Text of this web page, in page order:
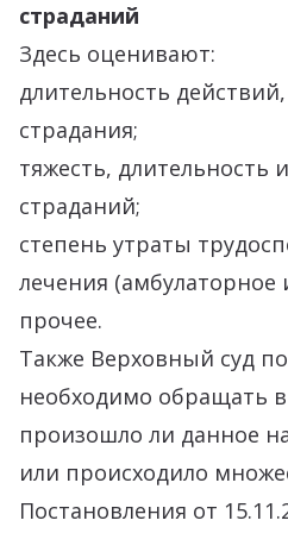
страданий
Здесь оценивают:
длительность
страдания;
тяжесть, длительность
страданий;
степень утраты
лечения (амбулаторное
прочее.
Также Верховный суд
необходимо обращать
произошло ли данное
или происходило
Постановления от